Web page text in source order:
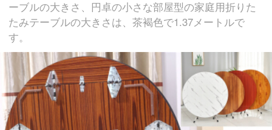
ーブルの大きさ、円卓の小さな部屋型の家庭用折りた
たみテーブルの大きさは、茶褐色で1.37メートルで
す。